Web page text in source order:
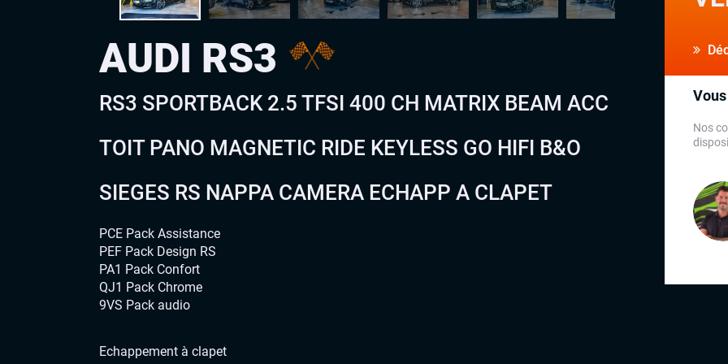
AUDI RS3
RS3 SPORTBACK 2.5 TFSI 400 CH MATRIX BEAM ACC
TOIT PANO MAGNETIC RIDE KEYLESS GO HIFI B&O
SIEGES RS NAPPA CAMERA ECHAPP A CLAPET
PCE Pack Assistance
PEF Pack Design RS
PA1 Pack Confort
QJ1 Pack Chrome
9VS Pack audio
Echappement à clapet
Nos